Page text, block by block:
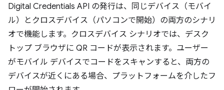
Digital Credentials API の発行は、同じデバイス（モバイ
ル）とクロスデバイス（パソコンで開始）の両方のシナリ
オで機能します。クロスデバイス シナリオでは、デスク
トップ ブラウザに QR コードが表示されます。ユーザー
がモバイル デバイスでコードをスキャンすると、両方の
デバイスが近くにある場合、プラットフォームを介したフ